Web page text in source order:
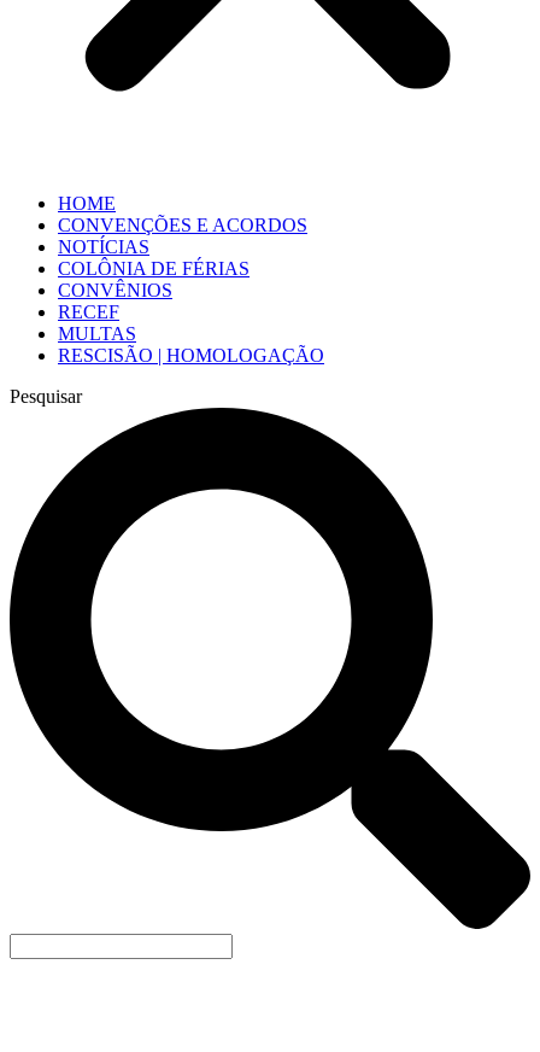
HOME
CONVENÇÕES E ACORDOS
NOTÍCIAS
COLÔNIA DE FÉRIAS
CONVÊNIOS
RECEF
MULTAS
RESCISÃO | HOMOLOGAÇÃO
Pesquisar